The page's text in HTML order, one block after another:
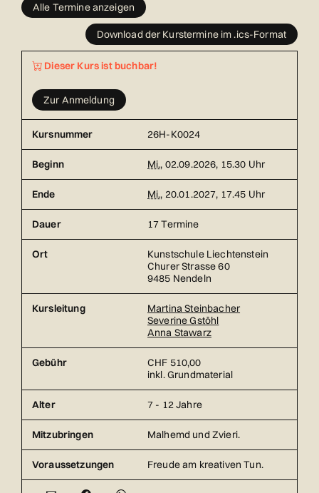
Alle Termine anzeigen
Download der Kurstermine im .ics-Format
Dieser Kurs ist buchbar!
Zur Anmeldung
Kursnummer 26H-K0024
Beginn Mi., 02.09.2026, 15.30 Uhr
Ende Mi., 20.01.2027, 17.45 Uhr
Dauer 17 Termine
Ort
Kunstschule Liechtenstein
Churer Strasse 60
9485 Nendeln
Kursleitung
Martina Steinbacher
Severine Gstöhl
Anna Stawarz
Gebühr
CHF 510,00
inkl. Grundmaterial
Alter 7 - 12 Jahre
Mitzubringen Malhemd und Zvieri.
Voraussetzungen Freude am kreativen Tun.